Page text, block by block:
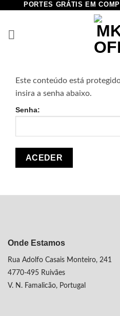
PORTES GRÁTIS EM
Este conteúdo está
insira a senha abaixo.
Senha:
Onde Estamos
Rua Adolfo Casais Monteiro, 241
4770-495 Ruivães
V. N. Famalicão, Portugal